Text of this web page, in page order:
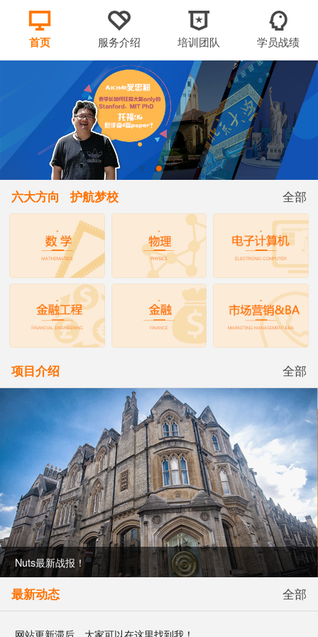
首页 服务介绍 培训团队 学员战绩
六大方向 护航梦校 全部
项目介绍 全部
Nuts最新战报！
最新动态 全部